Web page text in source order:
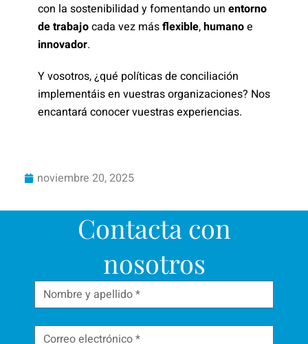
con la sostenibilidad y fomentando un entorno
de trabajocada vez másflexible,humanoe
innovador.
Y vosotros, ¿qué políticas de conciliación
implementáis en vuestras organizaciones? Nos
encantará conocer vuestras experiencias.
noviembre 20, 2025
Contacta con
nosotros